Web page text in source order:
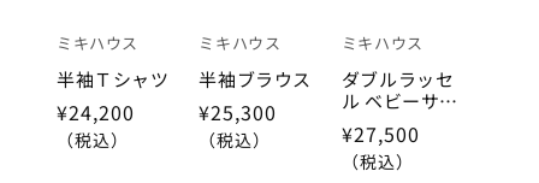
ミキハウス
半袖Ｔシャツ
¥24,200
（税込）
ミキハウス
半袖ブラウス
¥25,300
（税込）
ミキハウス
ダブルラッセ
ル ベビーサン
ダル
¥27,500
（税込）